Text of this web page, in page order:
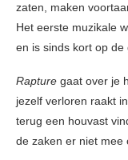
zaten, maken
Het eerste muzikale
en is sinds kort op
Rapture gaat over je
jezelf verloren raakt
terug een houvast
de zaken er niet mee